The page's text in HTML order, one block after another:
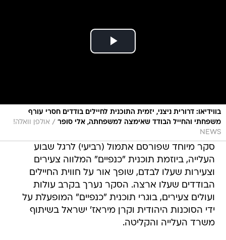
בווידיאו: דרורית ניצני, יזמית התוכנית לחיילים בודדים חסרי עורף
משפחתי והחייל הבודד שאימצה למשפחתה, אלי סופר / אולפן וואלה!
NEWS
סקר מיוחד שפורסם אתמול (רביעי) לרגל שבוע
העלייה, ביוזמת תוכנית "כנפיים" המלווה צעירים
וצעירות שעלו לבדם, שופך אור על חווית החיילים
הבודדים שעלו ארצה. הסקר נערך בקרב עולות
ועולים צעירים, בוגרי תוכנית "כנפיים" המופעלת על
ידי הסוכנות היהודית וקרן מיראז' ישראל בשיתוף
משרד העלייה והקליטה.